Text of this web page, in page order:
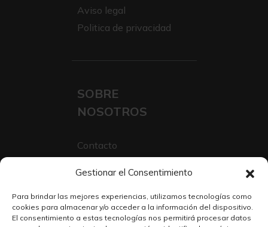
Gestionar el Consentimiento
Para brindar las mejores experiencias, utilizamos tecnologías como
cookies para almacenar y/o acceder a la información del dispositivo.
El consentimiento a estas tecnologías nos permitirá procesar datos
Aviso legal
Politica de privacidad
SOBRE
NOSOTROS
Contacto